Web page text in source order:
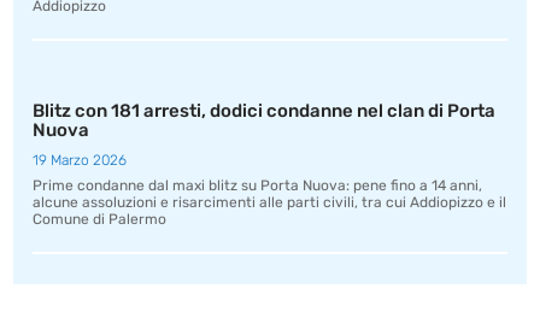
Addiopizzo
Blitz con 181 arresti, dodici condanne nel clan di Porta
Nuova
19 Marzo 2026
Prime condanne dal maxi blitz su Porta Nuova: pene fino a 14 anni,
alcune assoluzioni e risarcimenti alle parti civili, tra cui Addiopizzo e il
Comune di Palermo